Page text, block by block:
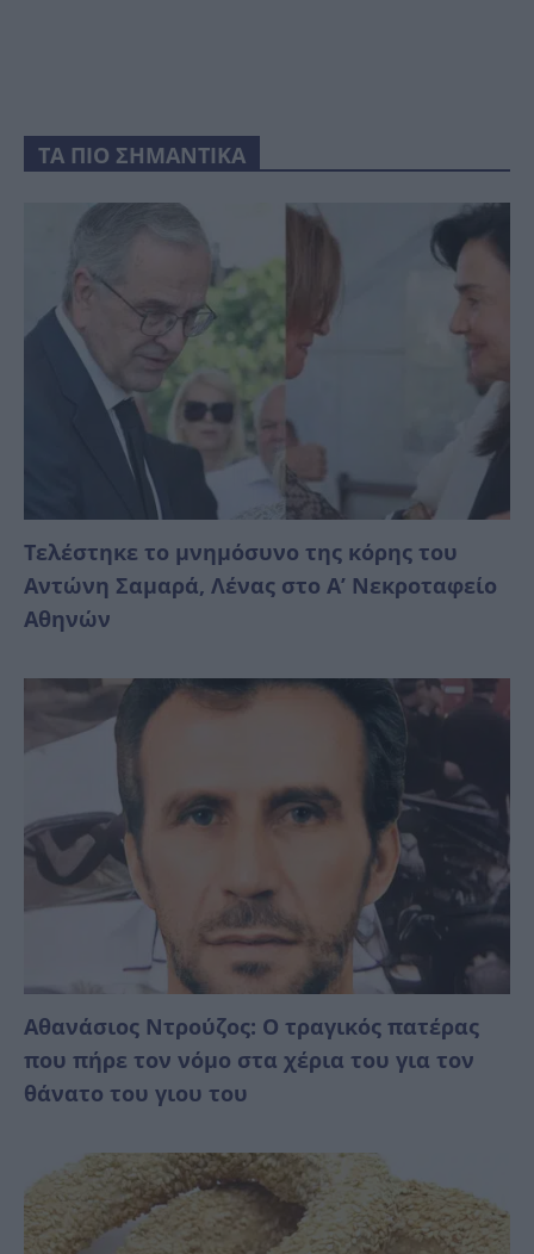
ΤΑ ΠΙΟ ΣΗΜΑΝΤΙΚΑ
Τελέστηκε το μνημόσυνο της κόρης του
Αντώνη Σαμαρά, Λένας στο Α’ Νεκροταφείο
Αθηνών
Αθανάσιος Ντρούζος: Ο τραγικός πατέρας
που πήρε τον νόμο στα χέρια του για τον
θάνατο του γιου του